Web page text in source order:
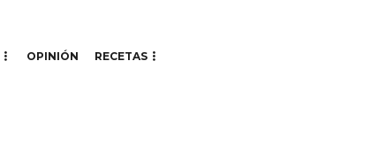
OPINIÓN RECETAS